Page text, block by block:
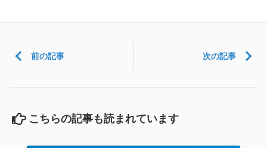
前の記事 次の記事
こちらの記事も読まれています